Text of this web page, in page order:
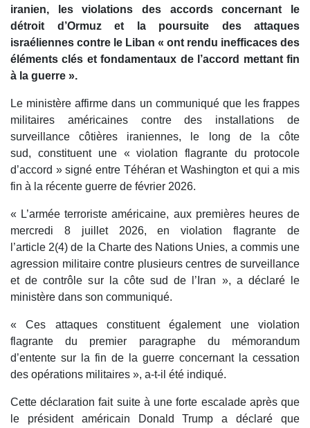
iranien, les violations des accords concernant le
détroit d’Ormuz et la poursuite des attaques
israéliennes contre le Liban « ont rendu inefficaces des
éléments clés et fondamentaux de l’accord mettant fin
à la guerre ».
Le ministère affirme dans un communiqué que les frappes
militaires américaines contre des installations de
surveillance côtières iraniennes, le long de la côte
sud, constituent une « violation flagrante du protocole
d’accord » signé entre Téhéran et Washington et qui a mis
fin à la récente guerre de février 2026.
« L’armée terroriste américaine, aux premières heures de
mercredi 8 juillet 2026, en violation flagrante de
l’article 2(4) de la Charte des Nations Unies, a commis une
agression militaire contre plusieurs centres de surveillance
et de contrôle sur la côte sud de l’Iran », a déclaré le
ministère dans son communiqué.
« Ces attaques constituent également une violation
flagrante du premier paragraphe du mémorandum
d’entente sur la fin de la guerre concernant la cessation
des opérations militaires », a-t-il été indiqué.
Cette déclaration fait suite à une forte escalade après que
le président américain Donald Trump a déclaré que